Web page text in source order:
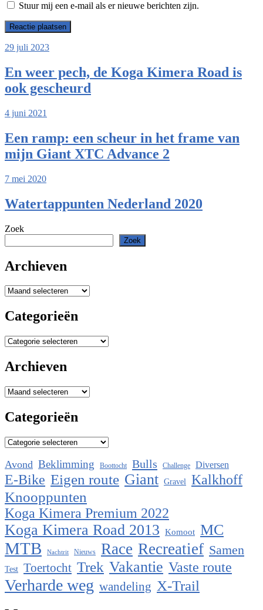
Stuur mij een e-mail als er nieuwe berichten zijn.
29 juli 2023
En weer pech, de Koga Kimera Road is
ook gescheurd
4 juni 2021
Een ramp: een scheur in het frame van
mijn Giant XTC Advance 2
7 mei 2020
Watertappunten Nederland 2020
Zoek
Zoek
Archieven
Archieven
Categorieën
Categorieën
Archieven
Archieven
Categorieën
Categorieën
Avond Beklimming Boottocht Bulls Challenge Diversen
E-Bike Eigen route Giant Gravel Kalkhoff
Knooppunten
Koga Kimera Premium 2022
Koga Kimera Road 2013 Komoot MC
MTB Nachtrit Nieuws Race Recreatief Samen
Test Toertocht Trek Vakantie Vaste route
Verharde weg wandeling X-Trail